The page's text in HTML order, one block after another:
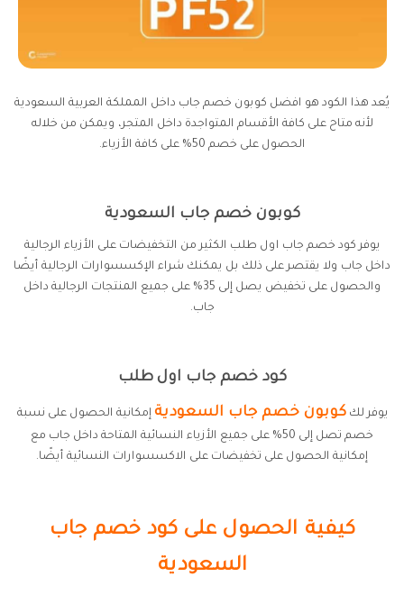
يُعد هذا الكود هو افضل كوبون خصم جاب داخل المملكة العربية السعودية
لأنه متاح على كافة الأقسام المتواجدة داخل المتجر، ويمكن من خلاله
الحصول على خصم 50% على كافة الأزياء.
كوبون خصم جاب السعودية
يوفر كود خصم جاب اول طلب الكثير من التخفيضات على الأزياء الرجالية
داخل جاب ولا يقتصر على ذلك بل يمكنك شراء الإكسسوارات الرجالية أيضًا
والحصول على تخفيض يصل إلى 35% على جميع المنتجات الرجالية داخل
جاب.
كود خصم جاب اول طلب
يوفر لككوبون خصم جاب السعودية إمكانية الحصول على نسبة
خصم تصل إلى 50% على جميع الأزياء النسائية المتاحة داخل جاب مع
إمكانية الحصول على تخفيضات على الاكسسوارات النسائية أيضًا.
كيفية الحصول على كود خصم جاب
السعودية